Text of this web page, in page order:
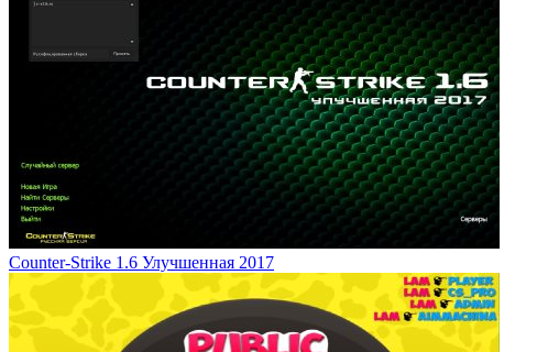
Counter-Strike 1.6 Улучшенная 2017